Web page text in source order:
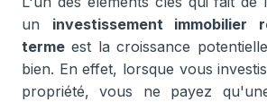
un investissement immobilier
terme est la croissance
bien. En effet, lorsque vous
propriété, vous ne payez